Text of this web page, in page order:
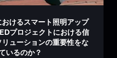
けるスマート照明アップ
プロジェクトにおける信
ューションの重要性をな
いるのか？